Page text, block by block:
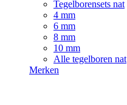
Tegelborensets nat
4 mm
6 mm
8 mm
10 mm
Alle tegelboren nat
Merken